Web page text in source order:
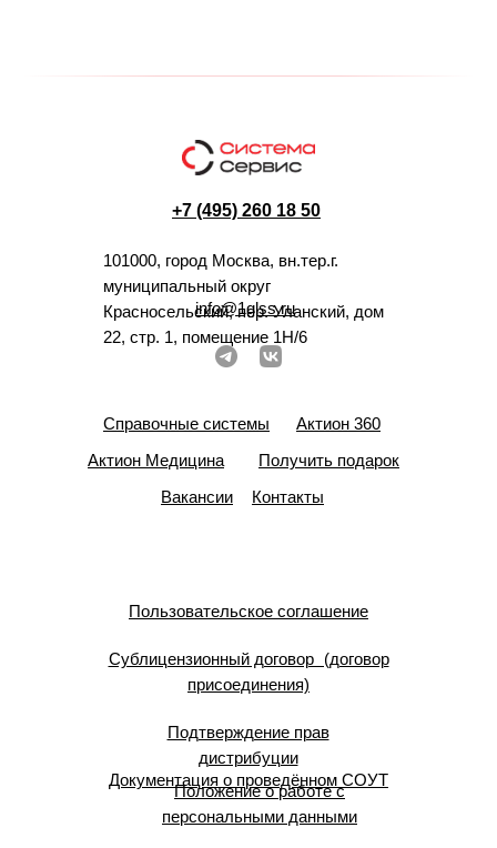
+7 (495) 260 18 50
101000, город Москва, вн.тер.г.
муниципальный округ
Красносельский, пер. Уланский, дом
22, стр. 1, помещение 1Н/6
info@1glss.ru
Справочные системы
Актион 360
Актион Медицина
Получить подарок
Вакансии
Контакты
Пользовательское соглашение
Сублицензионный договор (договор
присоединения)
Подтверждение прав
дистрибуции
Документация о проведённом СОУТ
Положение о работе с
персональными данными